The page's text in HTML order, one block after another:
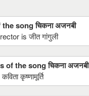
song चिकना अजनबी
is जीत गांगुली
the song चिकना अजनबी
कृष्णामूर्ति